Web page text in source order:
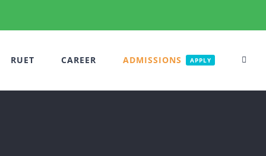
RUET CAREER ADMISSIONS APPLY